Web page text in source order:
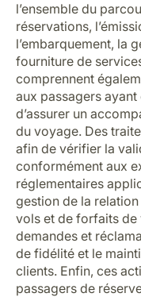
l’ensemble du
réservations,
l’embarquement, la
fourniture de
comprennent
aux passagers
d’assurer un
du voyage. Des
afin de vérifier la
conformément aux
réglementaires
gestion de la
vols et de forfaits de
demandes et
de fidélité et le
clients. Enfin, ces
passagers de